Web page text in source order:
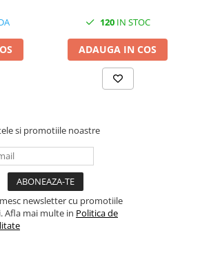
120IN STOC
ADAUGA IN COS
si promotiile noastre
newsletter cu promotiile
Afla mai multe in Politica de